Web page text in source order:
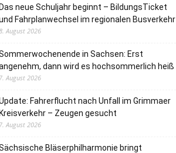
Das neue Schuljahr beginnt – BildungsTicket
Fahrplanwechsel im regionalen Busverkehr
August 2026
in Sachsen: Erst
dann wird es hochsommerlich heiß
7. August 2026
Fahrerflucht nach Unfall im Grimmaer
Kreisverkehr – Zeugen gesucht
7. August 2026
Bläserphilharmonie bringt